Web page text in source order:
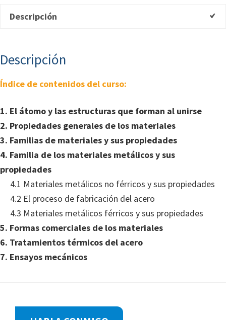
mecanizado
cantidad
Descripción
Descripción
Índice de contenidos del curso:
1. El átomo y las estructuras que forman al unirse
2. Propiedades generales de los materiales
3. Familias de materiales y sus propiedades
4. Familia de los materiales metálicos y sus
propiedades
4.1 Materiales metálicos no férricos y sus propiedades
4.2 El proceso de fabricación del acero
4.3 Materiales metálicos férricos y sus propiedades
5. Formas comerciales de los materiales
6. Tratamientos térmicos del acero
7. Ensayos mecánicos